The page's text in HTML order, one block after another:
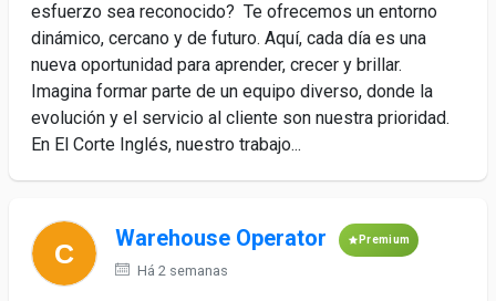
esfuerzo sea reconocido? Te ofrecemos un entorno
dinámico, cercano y de futuro. Aquí, cada día es una
nueva oportunidad para aprender, crecer y brillar.
Imagina formar parte de un equipo diverso, donde la
evolución y el servicio al cliente son nuestra prioridad.
En El Corte Inglés, nuestro trabajo...
Warehouse Operator Premium
Há 2 semanas